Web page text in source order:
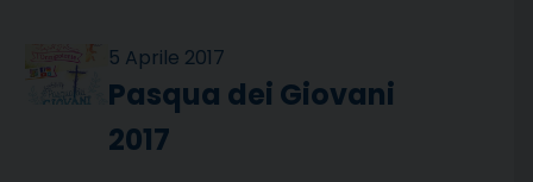
5 Aprile 2017
Pasqua dei Giovani
2017